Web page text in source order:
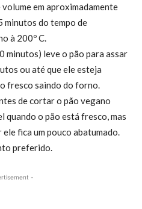
em aproximadamente
minutos do tempo de
à 200º C.
minutos) leve o pão para assar
ou até que ele esteja
fresco saindo do forno.
de cortar o pão vegano
quando o pão está fresco, mas
fica um pouco abatumado.
preferido.
-